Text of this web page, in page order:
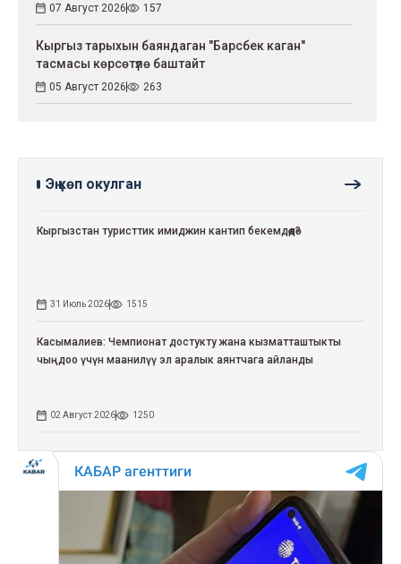
07 Август 2026 157
Кыргыз тарыхын баяндаган "Барсбек каган"
тасмасы көрсөтүлө баштайт
05 Август 2026 263
Эң көп окулган
Кыргызстан туристтик имиджин кантип бекемдөөдө?
31 Июль 2026 1515
Касымалиев: Чемпионат достукту жана кызматташтыкты
чыңдоо үчүн маанилүү эл аралык аянтчага айланды
02 Август 2026 1250